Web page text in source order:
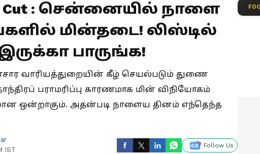
Cut : சென்னையில் நாளை
மின்தடை! லிஸ்டில்
பாருங்க!
வாரியத்துறையின் கீழ் செயல்படும் துணை
பராமரிப்பு காரணமாக மின் விநியோகம்
ஒன்றாகும். அதன்படி நாளைய தினம் எந்தெந்த
IST
Follow Us